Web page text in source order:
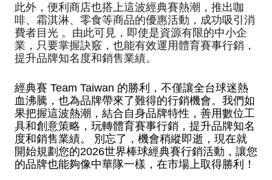
此外，便利商店也搭上這波經典賽熱潮，推出咖
啡、霜淇淋、零食等商品的優惠活動，成功吸引消
費者目光 。由此可見，即使是資源有限的中小企
業，只要掌握訣竅，也能有效運用體育賽事行銷，
提升品牌知名度和銷售業績。
經典賽 Team Taiwan 的勝利，不僅讓全台球迷熱
血沸騰，也為品牌帶來了難得的行銷機會。我們如
果把握這波熱潮，結合自身品牌特性，善用數位工
具和創意策略，玩轉體育賽事行銷，提升品牌知名
度和銷售業績。 別忘了，機會稍縱即逝，現在就
開始規劃您的2026世界棒球經典賽行銷活動，讓您
的品牌也能夠像中華隊一樣，在市場上取得勝利！